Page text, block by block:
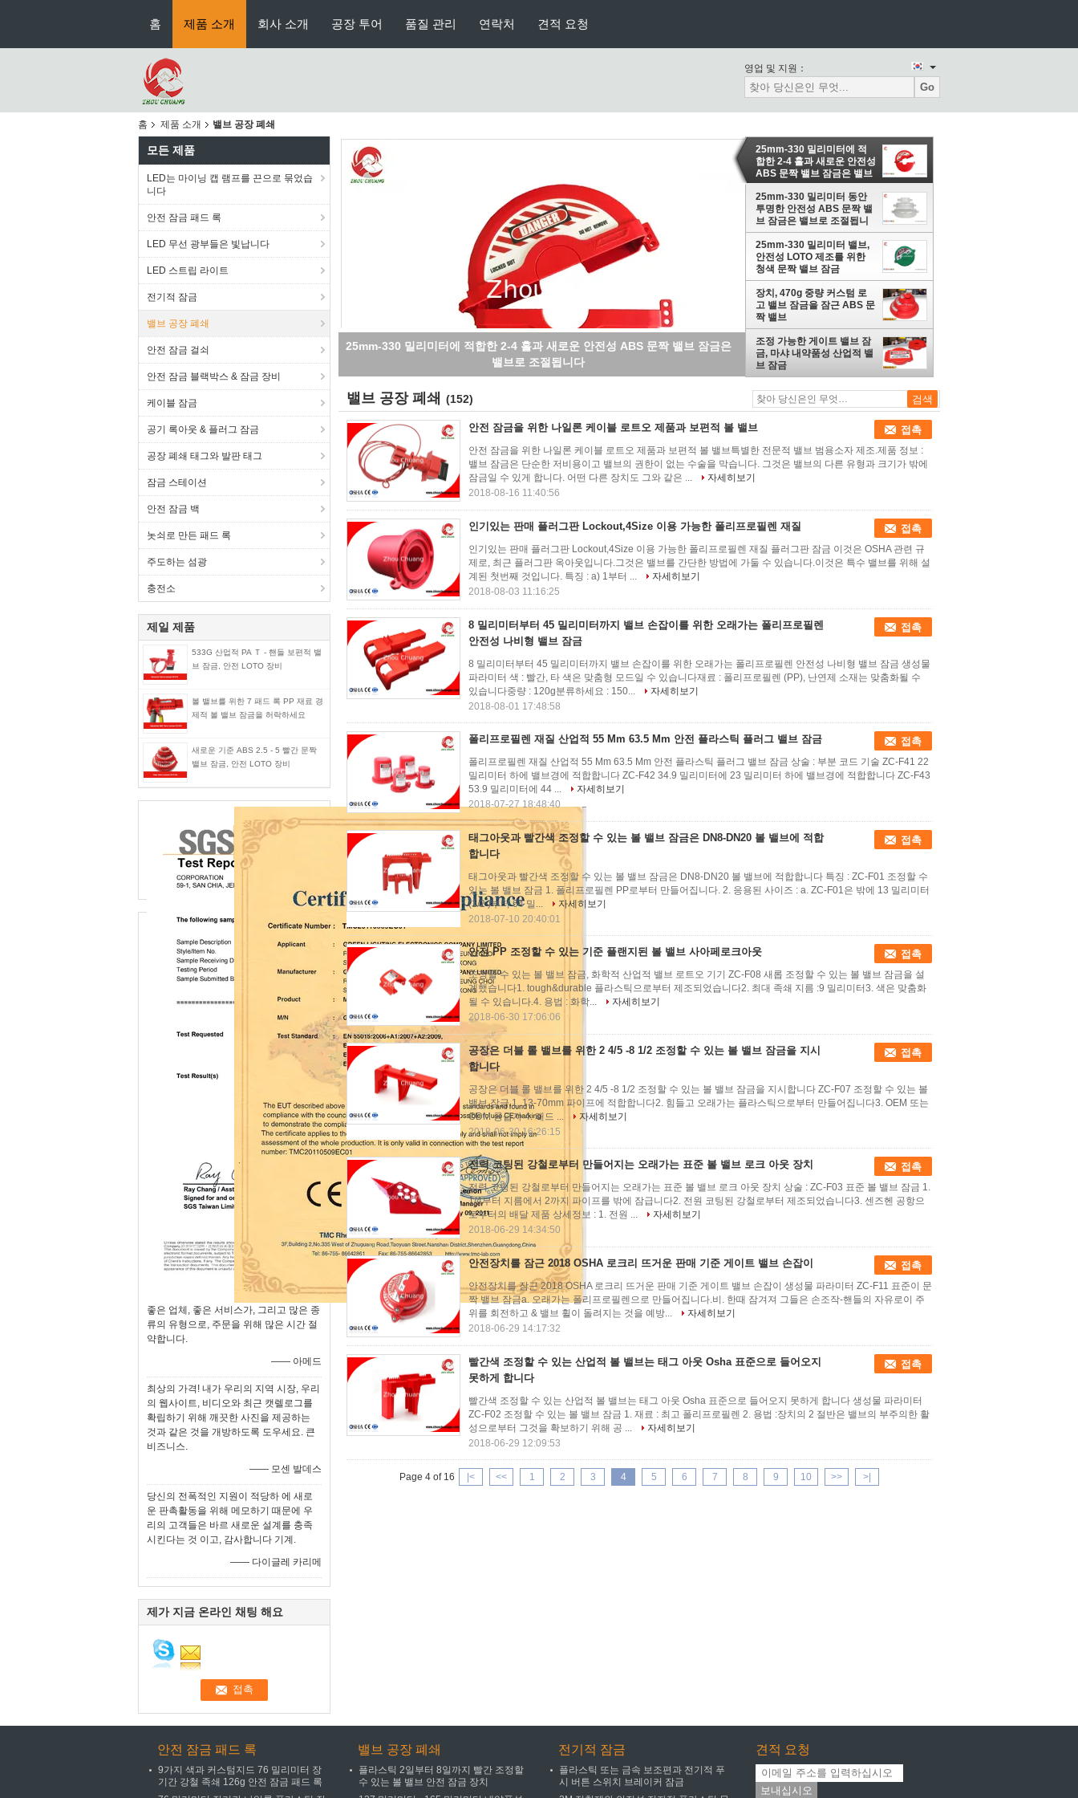
홈 제품 소개 회사 소개 공장 투어 품질 관리 연락처 견적 요청
영업 및 지원：
Go
홈 제품 소개 밸브 공장 폐쇄
모든 제품
LED는 마이닝 캡 램프를 끈으로 묶었습
니다
안전 잠금 패드 록
LED 무선 광부들은 빛납니다
LED 스트립 라이트
전기적 잠금
밸브 공장 폐쇄
안전 잠금 걸쇠
안전 잠금 블랙박스 & 잠금 장비
케이블 잠금
공기 록아웃 & 플러그 잠금
공장 폐쇄 태그와 발판 태그
잠금 스테이션
안전 잠금 백
놋쇠로 만든 패드 록
주도하는 섬광
충전소
제일 제품
533G 산업적 PA Ｔ - 핸들 보편적 밸
브 잠금, 안전 LOTO 장비
볼 밸브를 위한 7 패드 록 PP 재료 경
제적 볼 밸브 잠금을 허락하세요
새로운 기준 ABS 2.5 - 5 빨간 문짝
밸브 잠금, 안전 LOTO 장비
좋은 업체, 좋은 서비스가, 그리고 많은 종
류의 유형으로, 주문을 위해 많은 시간 절
약합니다.
—— 아메드
최상의 가격! 내가 우리의 지역 시장, 우리
의 웹사이트, 비디오와 최근 캣렐로그를
확립하기 위해 깨끗한 사진을 제공하는
것과 같은 것을 개방하도록 도우세요. 큰
비즈니스.
—— 모센 발데스
당신의 전폭적인 지원이 적당하 에 새로
운 판촉활동을 위해 메모하기 때문에 우
리의 고객들은 바르 새로운 설계를 충족
시킨다는 것 이고, 감사합니다 기계.
—— 다이글레 카리메
제가 지금 온라인 채팅 해요
25mm-330 밀리미터 동안 투명한 안전성 ABS 문짝 밸브 잠금은 밸브로 조절됩
니다
25mm-330 밀리미터에 적
합한 2-4 홀과 새로운 안전성
ABS 문짝 밸브 잠금은 밸브
로 조절됩니다
25mm-330 밀리미터 동안
투명한 안전성 ABS 문짝 밸
브 잠금은 밸브로 조절됩니
다
25mm-330 밀리미터 밸브,
안전성 LOTO 제조를 위한
청색 문짝 밸브 잠금
장치, 470g 중량 커스텀 로
고 밸브 잠금을 잠근 ABS 문
짝 밸브
조정 가능한 게이트 밸브 잠
금, 마샤 내약품성 산업적 밸
브 잠금
밸브 공장 폐쇄 (152)
안전 잠금을 위한 나일론 케이블 로트오 제품과 보편적 볼 밸브 접촉
안전 잠금을 위한 나일론 케이블 로트오 제품과 보편적 볼 밸브특별한 전문적 밸브 범용소자 제조.제품 정보 :
밸브 잠금은 단순한 저비용이고 밸브의 권한이 없는 수술을 막습니다. 그것은 밸브의 다른 유형과 크기가 밖에
잠금일 수 있게 합니다. 어떤 다른 장치도 그와 같은 ...
자세히보기
2018-08-16 11:40:56
인기있는 판매 플러그판 Lockout,4Size 이용 가능한 폴리프로필렌 재질 접촉
인기있는 판매 플러그판 Lockout,4Size 이용 가능한 폴리프로필렌 재질 플러그판 잠금 이것은 OSHA 관련 규
제로, 최근 플러그판 옥아웃입니다.그것은 밸브를 간단한 방법에 가둘 수 있습니다.이것은 특수 밸브를 위해 설
계된 첫번째 것입니다. 특징 : a) 1부터 ...
자세히보기
2018-08-03 11:16:25
8 밀리미터부터 45 밀리미터까지 밸브 손잡이를 위한 오래가는 폴리프로필렌
안전성 나비형 밸브 잠금
접촉
8 밀리미터부터 45 밀리미터까지 밸브 손잡이를 위한 오래가는 폴리프로필렌 안전성 나비형 밸브 잠금 생성물
파라미터 색 : 빨간, 타 색은 맞춤형 모드일 수 있습니다재료 : 폴리프로필렌 (PP), 난연제 소재는 맞춤화될 수
있습니다중량 : 120g분류하세요 : 150...
자세히보기
2018-08-01 17:48:58
폴리프로필렌 재질 산업적 55 Mm 63.5 Mm 안전 플라스틱 플러그 밸브 잠금 접촉
폴리프로필렌 재질 산업적 55 Mm 63.5 Mm 안전 플라스틱 플러그 밸브 잠금 상술 : 부분 코드 기술 ZC-F41 22
밀리미터 하에 밸브경에 적합합니다 ZC-F42 34.9 밀리미터에 23 밀리미터 하에 밸브경에 적합합니다 ZC-F43
53.9 밀리미터에 44 ...
자세히보기
2018-07-27 18:48:40
태그아웃과 빨간색 조정할 수 있는 볼 밸브 잠금은 DN8-DN20 볼 밸브에 적합
합니다
접촉
태그아웃과 빨간색 조정할 수 있는 볼 밸브 잠금은 DN8-DN20 볼 밸브에 적합합니다 특징 : ZC-F01 조정할 수
있는 볼 밸브 잠금 1. 폴리프로필렌 PP로부터 만들어집니다. 2. 응용된 사이즈 : a. ZC-F01은 밖에 13 밀리미터
(1/2 )부터 64 밀...
자세히보기
2018-07-10 20:40:01
안전 PP 조정할 수 있는 기준 플랜지된 볼 밸브 사아페로크아웃 접촉
조정할 수 있는 볼 밸브 잠금, 화학적 산업적 밸브 로트오 기기 ZC-F08 새롭 조정할 수 있는 볼 밸브 잠금을 설
계했습니다1. tough&durable 플라스틱으로부터 제조되었습니다2. 최대 족쇄 지름 :9 밀리미터3. 색은 맞춤화
될 수 있습니다.4. 용법 : 화학...
자세히보기
2018-06-30 17:06:06
공장은 더블 롤 밸브를 위한 2 4/5 -8 1/2 조정할 수 있는 볼 밸브 잠금을 지시
합니다
접촉
공장은 더블 롤 밸브를 위한 2 4/5 -8 1/2 조정할 수 있는 볼 밸브 잠금을 지시합니다 ZC-F07 조정할 수 있는 볼
밸브 잠금 1. 13-70mm 파이프에 적합합니다2. 힘들고 오래가는 플라스틱으로부터 만들어집니다3. OEM 또는
ODM 공급자 4. 패드 ...
자세히보기
2018-06-30 16:26:15
전력 코팅된 강철로부터 만들어지는 오래가는 표준 볼 밸브 로크 아웃 장치 접촉
전력 코팅된 강철로부터 만들어지는 오래가는 표준 볼 밸브 로크 아웃 장치 상술 : ZC-F03 표준 볼 밸브 잠금 1.
1/4부터 지름에서 2까지 파이프를 밖에 잠급니다2. 전원 코팅된 강철로부터 제조되었습니다3. 센즈헨 공항으
로부터의 배달 제품 상세정보 : 1. 전원 ...
자세히보기
2018-06-29 14:34:50
안전장치를 잠근 2018 OSHA 로크리 뜨거운 판매 기준 게이트 밸브 손잡이 접촉
안전장치를 잠근 2018 OSHA 로크리 뜨거운 판매 기준 게이트 밸브 손잡이 생성물 파라미터 ZC-F11 표준이 문
짝 밸브 잠금a. 오래가는 폴리프로필렌으로 만들어집니다.비. 한때 잠겨져 그들은 손조작-핸들의 자유로이 주
위를 회전하고 & 밸브 휠이 돌려지는 것을 예방...
자세히보기
2018-06-29 14:17:32
빨간색 조정할 수 있는 산업적 볼 밸브는 태그 아웃 Osha 표준으로 들어오지
못하게 합니다
접촉
빨간색 조정할 수 있는 산업적 볼 밸브는 태그 아웃 Osha 표준으로 들어오지 못하게 합니다 생성물 파라미터
ZC-F02 조정할 수 있는 볼 밸브 잠금 1. 재료 : 최고 폴리프로필렌 2. 용법 :장치의 2 절반은 밸브의 부주의한 활
성으로부터 그것을 확보하기 위해 공 ...
자세히보기
2018-06-29 12:09:53
Page 4 of 16 |< << 1 2 3 4 5 6 7 8 9 10 >> >|
안전 잠금 패드 록
9가지 색과 커스텀지드 76 밀리미터 장
기간 강철 족쇄 126g 안전 잠금 패드 록
밸브 공장 폐쇄
플라스틱 2일부터 8일까지 빨간 조정할
수 있는 볼 밸브 안전 잠금 장치
전기적 잠금
플라스틱 또는 금속 보조편과 전기적 푸
시 버튼 스위치 브레이커 잠금
견적 요청
보내십시오